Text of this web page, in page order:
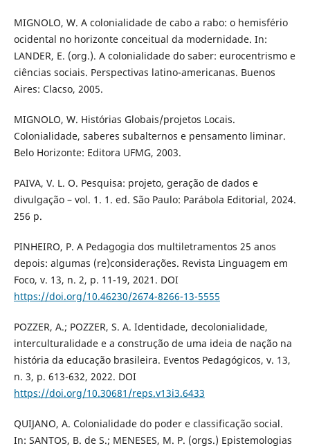
MIGNOLO, W. A colonialidade de cabo a rabo: o hemisfério
ocidental no horizonte conceitual da modernidade. In:
LANDER, E. (org.). A colonialidade do saber: eurocentrismo e
ciências sociais. Perspectivas latino-americanas. Buenos
Aires: Clacso, 2005.
MIGNOLO, W. Histórias Globais/projetos Locais.
Colonialidade, saberes subalternos e pensamento liminar.
Belo Horizonte: Editora UFMG, 2003.
PAIVA, V. L. O. Pesquisa: projeto, geração de dados e
divulgação – vol. 1. 1. ed. São Paulo: Parábola Editorial, 2024.
256 p.
PINHEIRO, P. A Pedagogia dos multiletramentos 25 anos
depois: algumas (re)considerações. Revista Linguagem em
Foco, v. 13, n. 2, p. 11-19, 2021. DOI
https://doi.org/10.46230/2674-8266-13-5555
POZZER, A.; POZZER, S. A. Identidade, decolonialidade,
interculturalidade e a construção de uma ideia de nação na
história da educação brasileira. Eventos Pedagógicos, v. 13,
n. 3, p. 613-632, 2022. DOI
https://doi.org/10.30681/reps.v13i3.6433
QUIJANO, A. Colonialidade do poder e classificação social.
In: SANTOS, B. de S.; MENESES, M. P. (orgs.) Epistemologias